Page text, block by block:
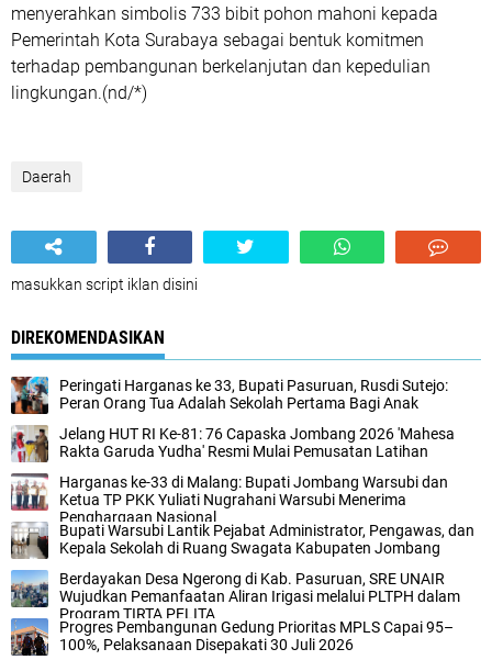
menyerahkan simbolis 733 bibit pohon mahoni kepada
Pemerintah Kota Surabaya sebagai bentuk komitmen
terhadap pembangunan berkelanjutan dan kepedulian
lingkungan.(nd/*)
Daerah
masukkan script iklan disini
DIREKOMENDASIKAN
Peringati Harganas ke 33, Bupati Pasuruan, Rusdi Sutejo:
Peran Orang Tua Adalah Sekolah Pertama Bagi Anak
Jelang HUT RI Ke-81: 76 Capaska Jombang 2026 'Mahesa
Rakta Garuda Yudha' Resmi Mulai Pemusatan Latihan
Harganas ke-33 di Malang: Bupati Jombang Warsubi dan
Ketua TP PKK Yuliati Nugrahani Warsubi Menerima
Penghargaan Nasional
Bupati Warsubi Lantik Pejabat Administrator, Pengawas, dan
Kepala Sekolah di Ruang Swagata Kabupaten Jombang
Berdayakan Desa Ngerong di Kab. Pasuruan, SRE UNAIR
Wujudkan Pemanfaatan Aliran Irigasi melalui PLTPH dalam
Program TIRTA PELITA
Progres Pembangunan Gedung Prioritas MPLS Capai 95–
100%, Pelaksanaan Disepakati 30 Juli 2026